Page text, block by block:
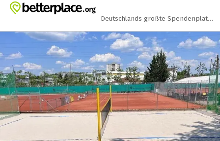
Zum Hauptinhalt springen
Erklärung zur Barrierefreiheit anzeigen
Deutschlands größte Spendenplattform